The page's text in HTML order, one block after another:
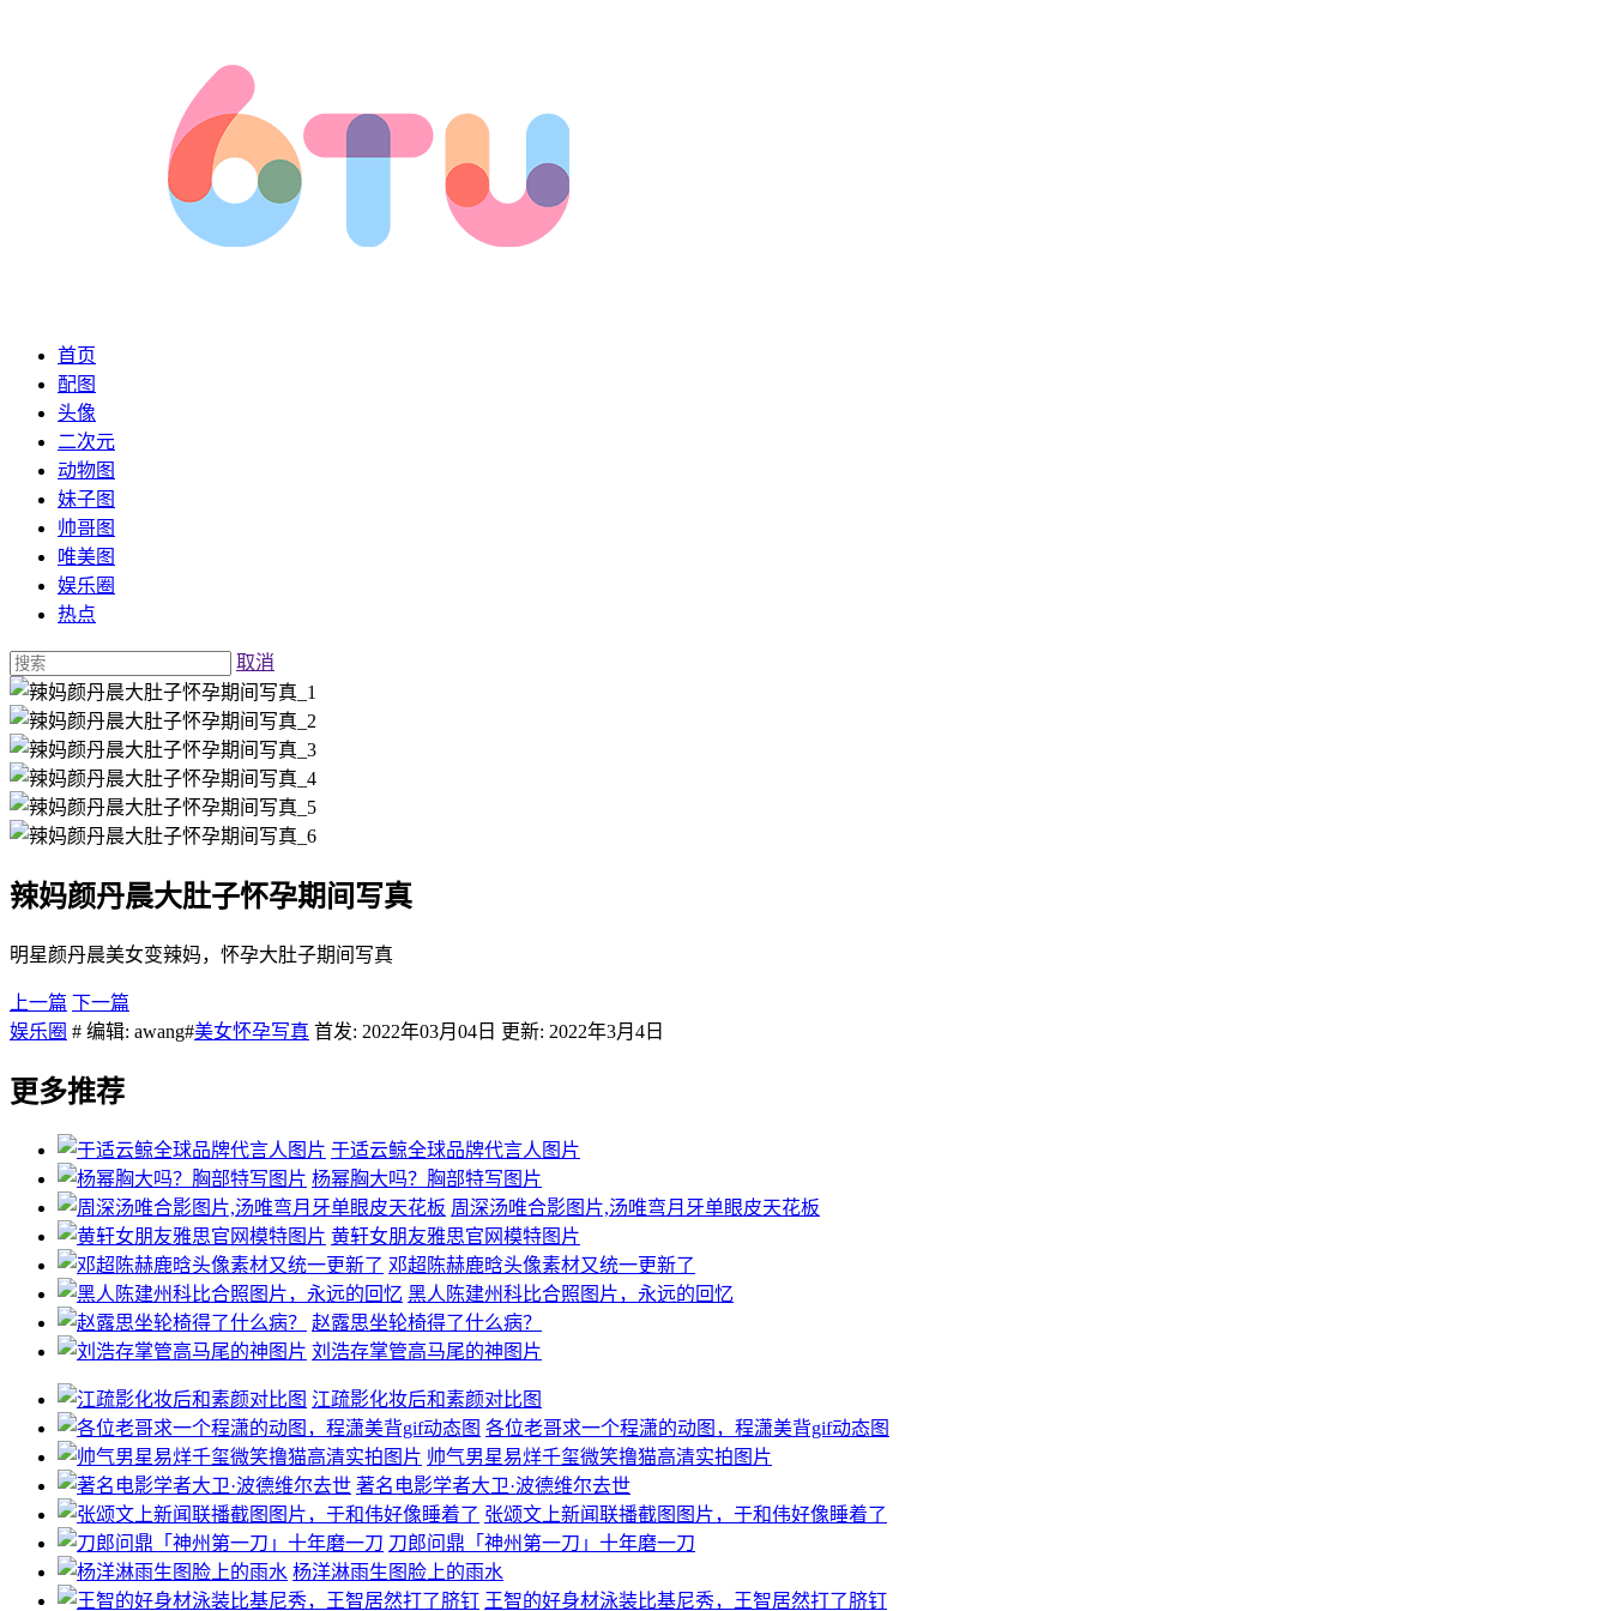
首页
配图
头像
二次元
动物图
妹子图
帅哥图
唯美图
娱乐圈
热点
取消
辣妈颜丹晨大肚子怀孕期间写真
明星颜丹晨美女变辣妈，怀孕大肚子期间写真
上一篇 下一篇
娱乐圈 # 编辑: awang#美女怀孕写真 首发: 2022年03月04日 更新: 2022年3月4日
更多推荐
于适云鲸全球品牌代言人图片
杨幂胸大吗？胸部特写图片
周深汤唯合影图片,汤唯弯月牙单眼皮天花板
黄轩女朋友雅思官网模特图片
邓超陈赫鹿晗头像素材又统一更新了
黑人陈建州科比合照图片，永远的回忆
赵露思坐轮椅得了什么病？
刘浩存掌管高马尾的神图片
江疏影化妆后和素颜对比图
各位老哥求一个程潇的动图，程潇美背gif动态图
帅气男星易烊千玺微笑撸猫高清实拍图片
著名电影学者大卫·波德维尔去世
张颂文上新闻联播截图图片，于和伟好像睡着了
刀郎问鼎「神州第一刀」十年磨一刀
杨洋淋雨生图脸上的雨水
王智的好身材泳装比基尼秀，王智居然打了脐钉